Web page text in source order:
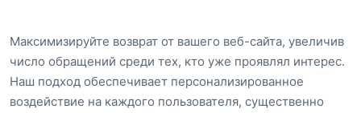
Максимизируйте возврат от вашего веб-сайта, увеличив
число обращений среди тех, кто уже проявлял интерес.
Наш подход обеспечивает персонализированное
воздействие на каждого пользователя, существенно